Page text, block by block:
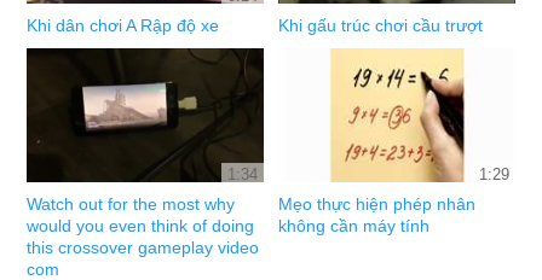
Khi dân chơi A Rập độ xe Khi gấu trúc chơi cầu trượt
1:34
Watch out for the most why
would you even think of doing
this crossover gameplay video
com
1:29
Mẹo thực hiện phép nhân
không cần máy tính